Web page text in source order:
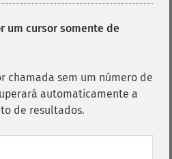
um cursor somente de
chamada sem um número de
automaticamente a
de resultados.